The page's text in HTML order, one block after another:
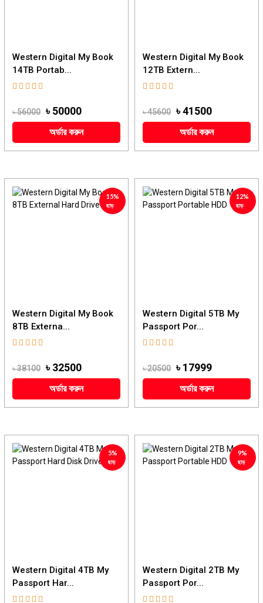
Western Digital My Book
14TB Portab...
৳ 56000 ৳ 50000
অর্ডার করুন
Western Digital My Book
12TB Extern...
৳ 45600 ৳ 41500
অর্ডার করুন
15%
ছাড়
Western Digital My Book
8TB Externa...
৳ 38100 ৳ 32500
অর্ডার করুন
12%
ছাড়
Western Digital 5TB My
Passport Por...
৳ 20500 ৳ 17999
অর্ডার করুন
5%
ছাড়
Western Digital 4TB My
Passport Har...
9%
ছাড়
Western Digital 2TB My
Passport Por...